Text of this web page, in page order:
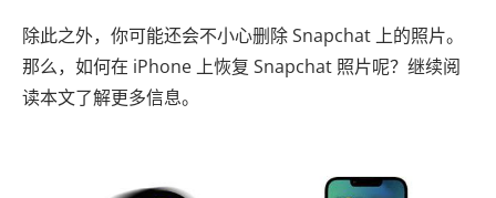
除此之外，你可能还会不小心删除 Snapchat 上的照片。
那么，如何在 iPhone 上恢复 Snapchat 照片呢？继续阅
读本文了解更多信息。